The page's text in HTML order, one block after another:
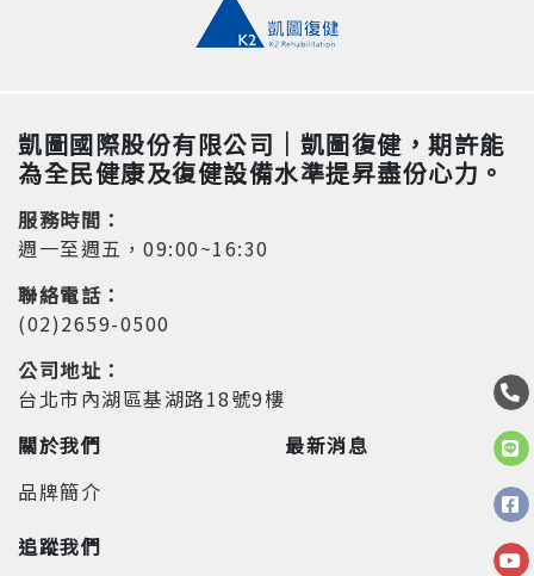
凱圖國際股份有限公司｜凱圖復健，期許能
為全民健康及復健設備水準提昇盡份心力。
服務時間：
週一至週五，09:00~16:30
聯絡電話：
(02)2659-0500
公司地址：
台北市內湖區基湖路18號9樓
關於我們
品牌簡介
最新消息
追蹤我們